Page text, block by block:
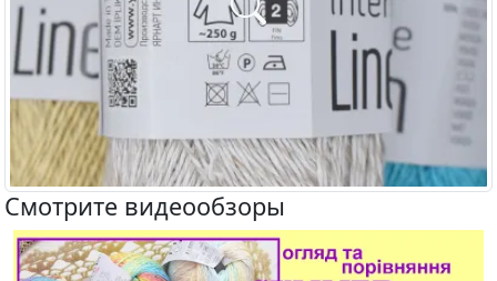
Смотрите видеообзоры